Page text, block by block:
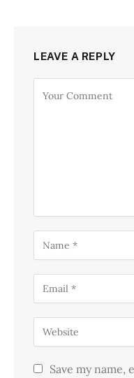
LEAVE A REPLY
Save my name,